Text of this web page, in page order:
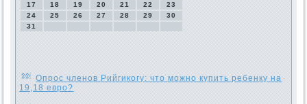
17
18 19 20 21 22
23
24
25 26 27 28 29
30
31
Опрос членов Рийгикогу: что можно купить ребенку на
19,18 евро?